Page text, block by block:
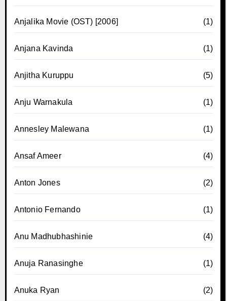
Anjalika Movie (OST) [2006] (1)
Anjana Kavinda (1)
Anjitha Kuruppu (5)
Anju Warnakula (1)
Annesley Malewana (1)
Ansaf Ameer (4)
Anton Jones (2)
Antonio Fernando (1)
Anu Madhubhashinie (4)
Anuja Ranasinghe (1)
Anuka Ryan (2)